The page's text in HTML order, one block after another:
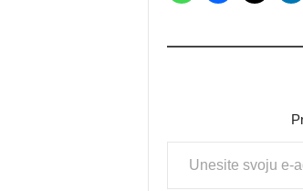
Type your email…